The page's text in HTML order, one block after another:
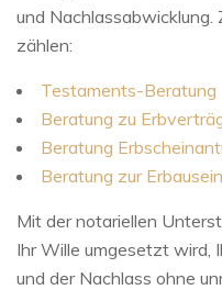
und
zählen:
Testaments-Beratung
Beratung zu
Beratung
Beratung zur
Mit der notariellen
Ihr Wille umgesetzt wird,
und der Nachlass ohne